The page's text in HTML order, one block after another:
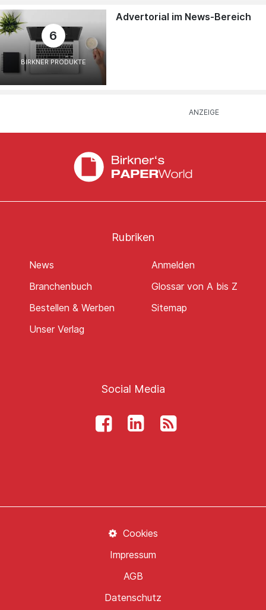
6
BIRKNER PRODUKTE
Advertorial im News-Bereich
Rubriken
News
Branchenbuch
Bestellen & Werben
Unser Verlag
Anmelden
Glossar von A bis Z
Sitemap
Social Media
Datenschutz
AGB
Impressum
Cookies